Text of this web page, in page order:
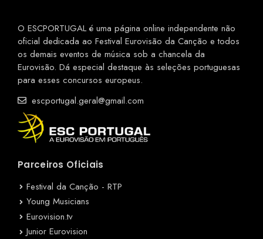
O ESCPORTUGAL é uma página online independente não
oficial dedicada ao Festival Eurovisão da Canção e todos
os demais eventos de música sob a chancela da
Eurovisão. Dá especial destaque às seleções portuguesas
para esses concursos europeus.
escportugal.geral@gmail.com
Parceiros Oficiais
Festival da Canção - RTP
Young Musicians
Eurovision.tv
Junior Eurovision